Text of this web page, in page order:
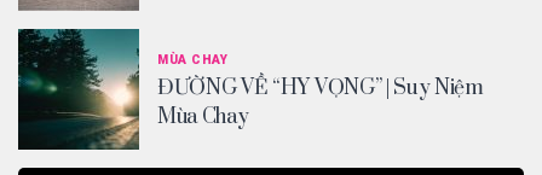
MÙA CHAY
ĐƯỜNG VỀ “HY VỌNG” | Suy Niệm
Mùa Chay